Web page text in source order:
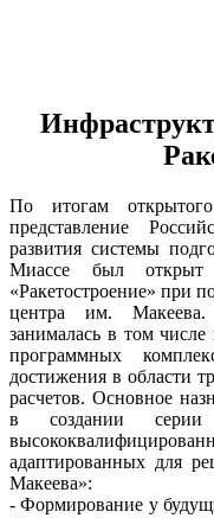
По итогам
представление
развития системы
Миассе был
«Ракетостроение» при
центра им. Макеева.
занималась в том
программных
достижения в области
расчетов. Основное
в создании серии
адаптированных для
Макеева»:
- Формирование у